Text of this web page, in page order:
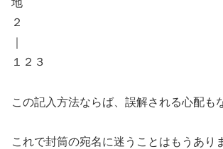
２
１２３
この記入方法ならば、誤解される心配も
これで封筒の宛名に迷うことはもうあり